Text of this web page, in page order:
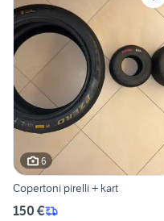
6
Copertoni pirelli + kart
150 €